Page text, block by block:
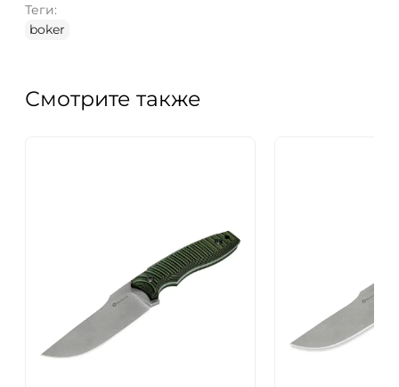
Теги:
boker
Смотрите также